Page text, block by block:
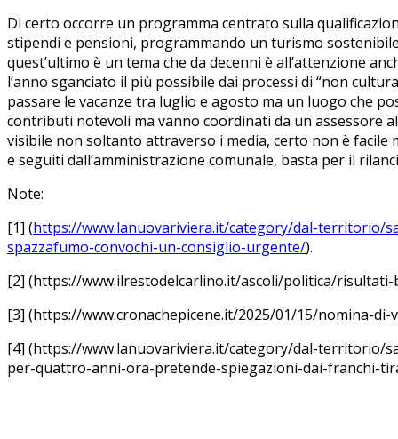
Di certo occorre un programma centrato sulla
stipendi e pensioni, programmando un turismo
quest’ultimo è un tema che da decenni è all’attenzione
l’anno sganciato il più possibile dai processi di “non
passare le vacanze tra luglio e agosto ma un luogo che
contributi notevoli ma vanno coordinati da un assessore
visibile non soltanto attraverso i media, certo non è facile
e seguiti dall’amministrazione comunale, basta per il
Note:
[1] (https://www.lanuovariviera.it/category/dal-territorio/
spazzafumo-convochi-un-consiglio-urgente/).
[2] (https://www.ilrestodelcarlino.it/ascoli/politica/
[3] (https://www.cronachepicene.it/2025/01/15/nomina-
[4] (https://www.lanuovariviera.it/category/dal-territorio/
per-quattro-anni-ora-pretende-spiegazioni-dai-franchi-